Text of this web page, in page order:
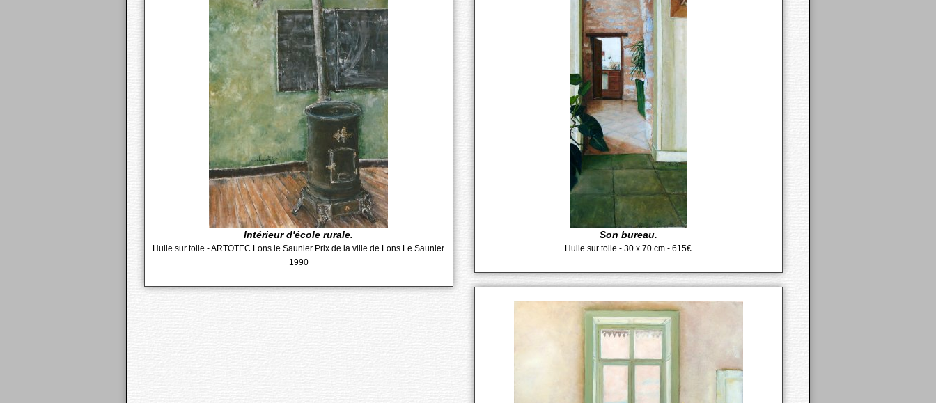
Intérieur d'école rurale.
Huile sur toile - ARTOTEC Lons le Saunier Prix de la ville de Lons Le Saunier
1990
Son bureau.
Huile sur toile - 30 x 70 cm - 615€